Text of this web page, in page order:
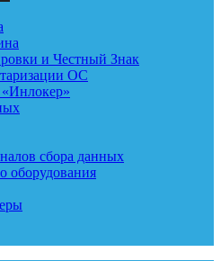
и Честный Знак
ОС
сбора данных
оборудования